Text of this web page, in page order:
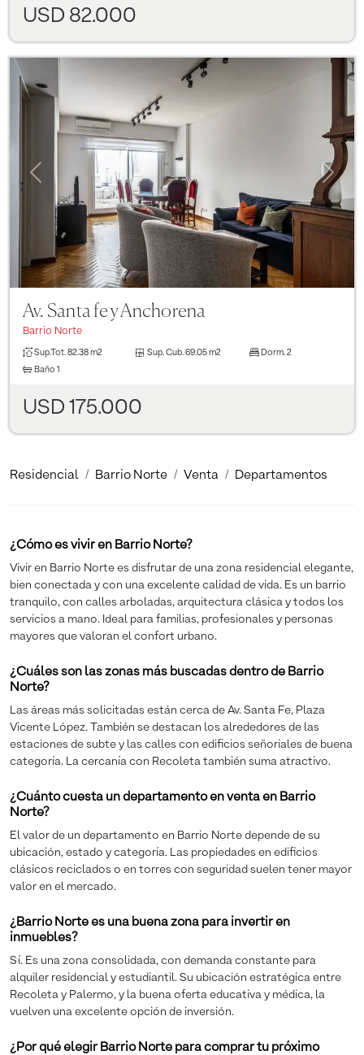
USD 82.000
Previous Next
Av. Santa fe y Anchorena
Barrio Norte
Sup.Tot. 82.38 m2 Sup. Cub. 69.05 m2 Dorm. 2
Baño 1
USD 175.000
Residencial Barrio Norte Venta Departamentos
¿Cómo es vivir en Barrio Norte?
Vivir en Barrio Norte es disfrutar de una zona residencial elegante,
bien conectada y con una excelente calidad de vida. Es un barrio
tranquilo, con calles arboladas, arquitectura clásica y todos los
servicios a mano. Ideal para familias, profesionales y personas
mayores que valoran el confort urbano.
¿Cuáles son las zonas más buscadas dentro de Barrio
Norte?
Las áreas más solicitadas están cerca de Av. Santa Fe, Plaza
Vicente López. También se destacan los alrededores de las
estaciones de subte y las calles con edificios señoriales de buena
categoría. La cercanía con Recoleta también suma atractivo.
¿Cuánto cuesta un departamento en venta en Barrio
Norte?
El valor de un departamento en Barrio Norte depende de su
ubicación, estado y categoría. Las propiedades en edificios
clásicos reciclados o en torres con seguridad suelen tener mayor
valor en el mercado.
¿Barrio Norte es una buena zona para invertir en
inmuebles?
Sí. Es una zona consolidada, con demanda constante para
alquiler residencial y estudiantil. Su ubicación estratégica entre
Recoleta y Palermo, y la buena oferta educativa y médica, la
vuelven una excelente opción de inversión.
¿Por qué elegir Barrio Norte para comprar tu próximo